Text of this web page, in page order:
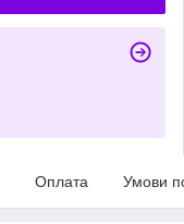
Оплата Умови